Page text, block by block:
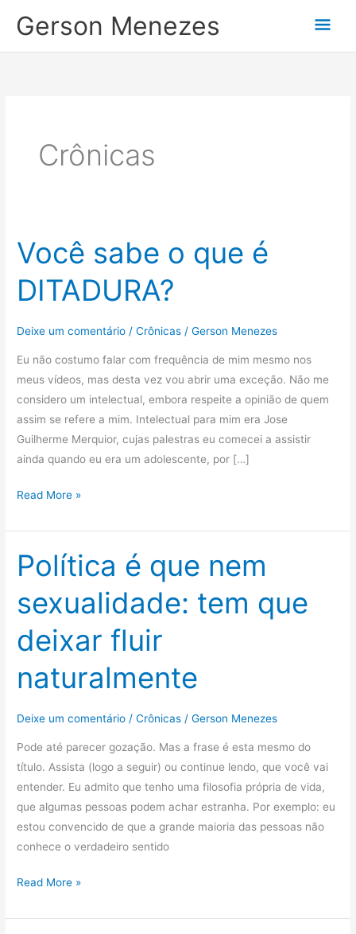
paraGerson Menezes
Crônicas
Você sabe o que é
DITADURA?
Deixe um comentário /Crônicas /Gerson Menezes
Eu não costumo falar com frequência de mim mesmo nos
meus vídeos, mas desta vez vou abrir uma exceção. Não me
considero um intelectual, embora respeite a opinião de quem
assim se refere a mim. Intelectual para mim era Jose
Guilherme Merquior, cujas palestras eu comecei a assistir
ainda quando eu era um adolescente, por […]
Você
o
que
é
Read More »
Política é que nem
sexualidade: tem que
deixar fluir
naturalmente
Deixe um comentário /Crônicas /Gerson Menezes
Pode até parecer gozação. Mas a frase é esta mesmo do
título. Assista (logo a seguir) ou continue lendo, que você vai
entender. Eu admito que tenho uma filosofia própria de vida,
que algumas pessoas podem achar estranha. Por exemplo: eu
estou convencido de que a grande maioria das pessoas não
conhece o verdadeiro sentido
Política
que
Read More »